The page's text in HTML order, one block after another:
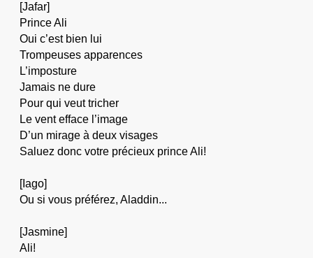
[Jafar]
Prince Ali
Oui c’est bien lui
Trompeuses apparences
L’imposture
Jamais ne dure
Pour qui veut tricher
Le vent efface l’image
D’un mirage à deux visages
Saluez donc votre précieux prince Ali!
[Iago]
Ou si vous préférez, Aladdin...
[Jasmine]
Ali!